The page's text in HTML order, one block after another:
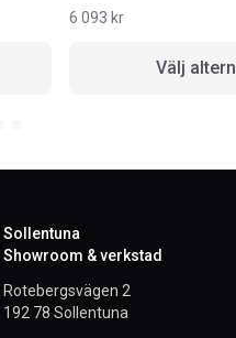
6 093 kr
Välj
Sollentuna
Showroom & verkstad
Rotebergsvägen 2
192 78 Sollentuna